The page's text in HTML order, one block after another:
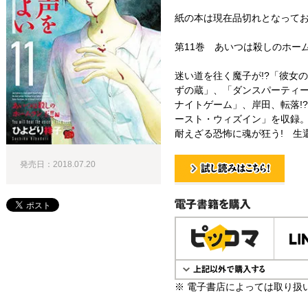
紙の本は現在品切れとなって
第11巻 あいつは殺しのホー
迷い道を往く魔子が!?「彼女
ずの蔵」、「ダンスパーティ
ナイトゲーム」、岸田、転落
ースト・ウィズイン」を収録
耐えざる恐怖に魂が狂う! 生
電子書籍で購入
※ 電子書店によっては取り扱
発売日：2018.07.20